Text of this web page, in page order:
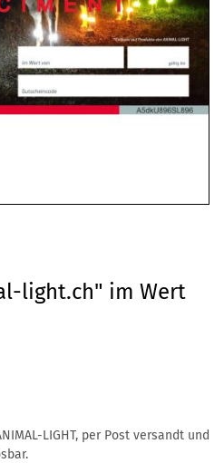
light.ch" im Wert
LIGHT, per Post versandt und